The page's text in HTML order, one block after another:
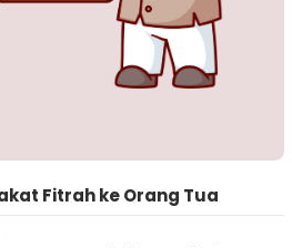
Fitrah ke Orang Tua